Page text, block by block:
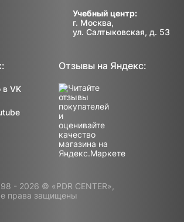
Учебный центр:
г. Москва,
ул. Салтыковская, д. 53
VK
Отзывы на Яндекс:
- 2026 © «PDR CENTER»,
права защищены